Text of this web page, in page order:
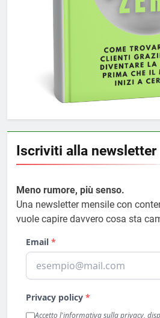
Iscriviti alla newsletter
Meno rumore, più senso.
Una newsletter mensile con
vuole capire davvero cosa sta